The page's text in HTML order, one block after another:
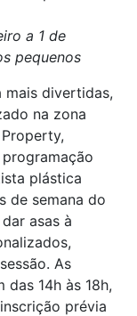
a 1 de
pequenos
mais divertidas,
na zona
plástica
de semana do
asas à
. As
14h às 18h,
prévia